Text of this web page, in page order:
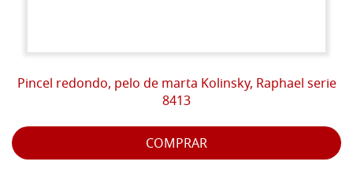
Pincel redondo, pelo de marta Kolinsky, Raphael serie
8413
COMPRAR